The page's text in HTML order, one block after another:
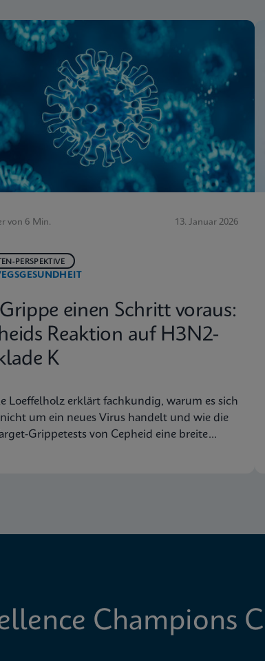
von 6 Min. 13. Januar 2026
PERSPEKTIVE
einen Schritt voraus:
Reaktion auf H3N2-
K
Loeffelholz erklärt fachkundig, warum es sich
um ein neues Virus handelt und wie die
Grippetests von Cepheid eine breite
Champions